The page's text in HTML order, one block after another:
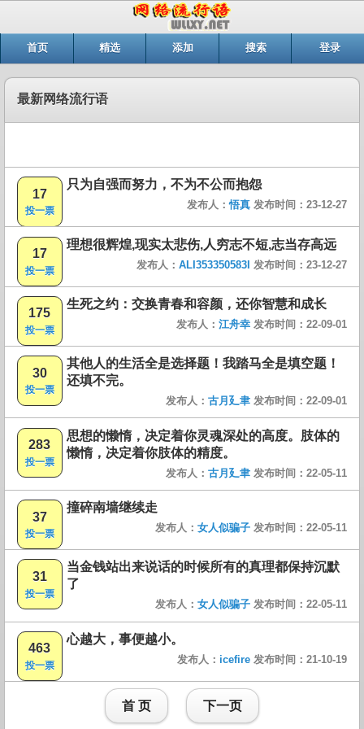
首页 精选 添加 搜索 登录
最新网络流行语
17
投一票
只为自强而努力，不为不公而抱怨
发布人：悟真 发布时间：23-12-27
17
投一票
理想很辉煌,现实太悲伤,人穷志不短,志当存高远
发布人： ALI353350583I 发布时间：23-12-27
175
投一票
生死之约：交换青春和容颜，还你智慧和成长
发布人： 江舟幸 发布时间：22-09-01
30
投一票
其他人的生活全是选择题！我踏马全是填空题！
还填不完。
发布人： 古月廴聿 发布时间：22-09-01
283
投一票
思想的懒惰，决定着你灵魂深处的高度。肢体的
懒惰，决定着你肢体的精度。
发布人： 古月廴聿 发布时间：22-05-11
37
投一票
撞碎南墙继续走
发布人： 女人似骗子 发布时间：22-05-11
31
投一票
当金钱站出来说话的时候所有的真理都保持沉默
了
发布人： 女人似骗子 发布时间：22-05-11
463
投一票
心越大，事便越小。
发布人： icefire 发布时间：21-10-19
首 页 下一页